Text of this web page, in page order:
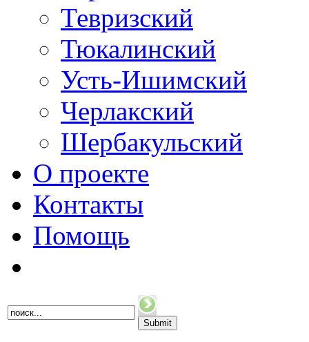
Тевризский
Тюкалинский
Усть-Ишимский
Черлакский
Шербакульский
О проекте
Контакты
Помощь